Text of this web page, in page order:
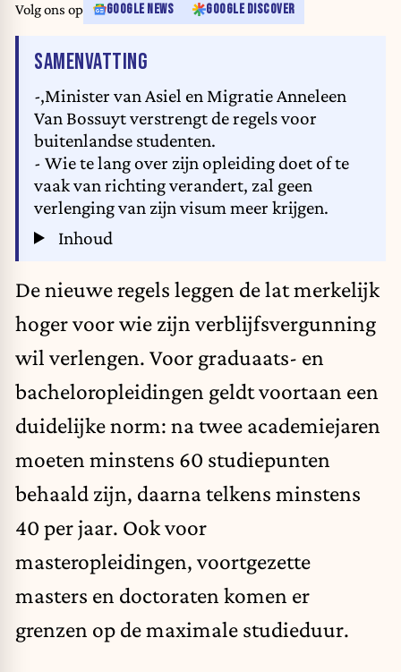
Volg ons op GOOGLE NEWS GOOGLE DISCOVER
SAMENVATTING
-,Minister van Asiel en Migratie Anneleen
Van Bossuyt verstrengt de regels voor
buitenlandse studenten.
- Wie te lang over zijn opleiding doet of te
vaak van richting verandert, zal geen
verlenging van zijn visum meer krijgen.
Inhoud
De nieuwe regels leggen de lat merkelijk
hoger voor wie zijn verblijfsvergunning
wil verlengen. Voor graduaats- en
bacheloropleidingen geldt voortaan een
duidelijke norm: na twee academiejaren
moeten minstens 60 studiepunten
behaald zijn, daarna telkens minstens
40 per jaar. Ook voor
masteropleidingen, voortgezette
masters en doctoraten komen er
grenzen op de maximale studieduur.